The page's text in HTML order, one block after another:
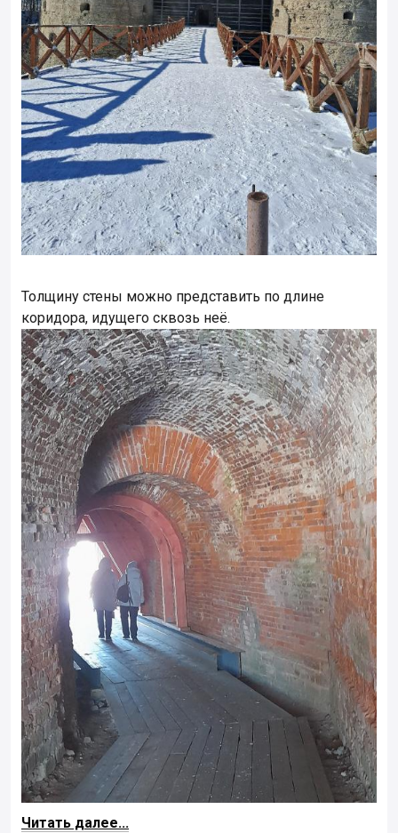
Толщину стены можно представить по длине
коридора, идущего сквозь неё.
Читать далее...